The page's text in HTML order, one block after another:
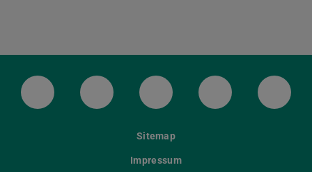
LinkedIn-Seite der TU Darmstadt
Instagram-Kanal der TU
Bluesky-Kanal der TU
Facebook-
Sitemap
Impressum